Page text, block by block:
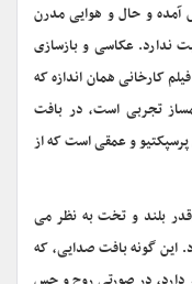
آمده و حال و هوایی مدرن
ندارد. عکاسی و بازسازی
کارخانی همان اندازه که
تجربی است، در بافت
پرسپکتیو و عمقی است که از
بلند و تخت به نظر می
این گونه بافت صدایی، که